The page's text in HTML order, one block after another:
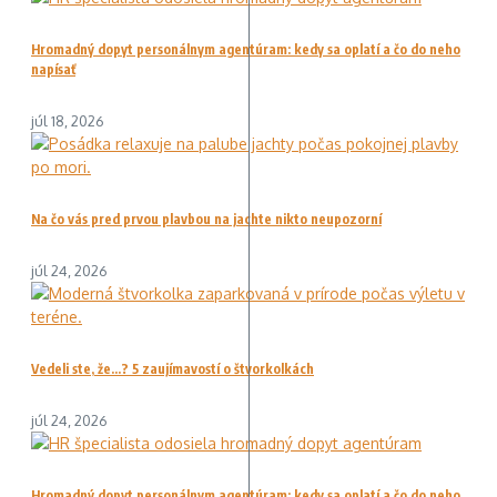
Hromadný dopyt personálnym agentúram: kedy sa oplatí a čo do neho
napísať
júl 18, 2026
Na čo vás pred prvou plavbou na jachte nikto neupozorní
júl 24, 2026
Vedeli ste, že…? 5 zaujímavostí o štvorkolkách
júl 24, 2026